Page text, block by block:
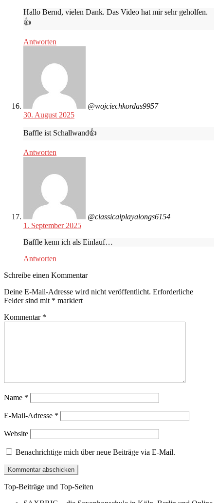
Hallo Bernd, vielen Dank. Das Video hat mir sehr geholfen.
👍
Antworten
@wojciechkordas9957
30. August 2025
Baffle ist Schallwand👍
Antworten
@classicalplayalongs6154
1. September 2025
Baffle kenn ich als Einlauf…
Antworten
Schreibe einen Kommentar
Deine E-Mail-Adresse wird nicht veröffentlicht. Erforderliche
Felder sind mit * markiert
Kommentar *
Name *
E-Mail-Adresse *
Website
Benachrichtige mich über neue Beiträge via E-Mail.
Top-Beiträge und Top-Seiten